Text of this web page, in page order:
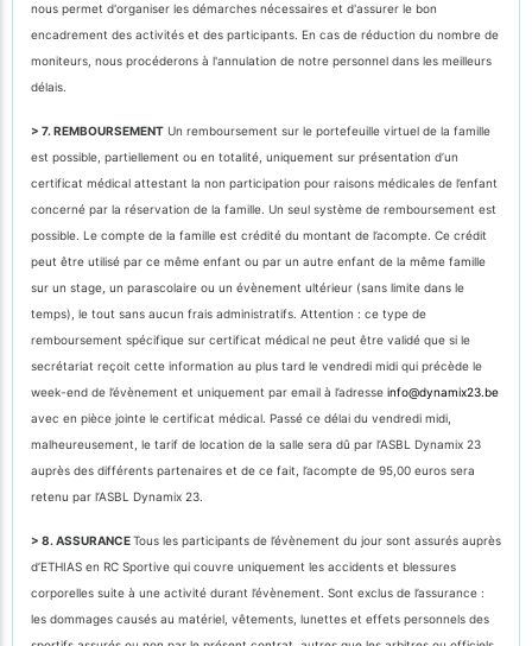
nous permet d'organiser les démarches nécessaires et d'assurer le bon
encadrement des activités et des participants. En cas de réduction du nombre de
moniteurs, nous procéderons à l'annulation de notre personnel dans les meilleurs
délais.
> 7. REMBOURSEMENT Un remboursement sur le portefeuille virtuel de la famille
est possible, partiellement ou en totalité, uniquement sur présentation d’un
certificat médical attestant la non participation pour raisons médicales de l’enfant
concerné par la réservation de la famille. Un seul système de remboursement est
possible. Le compte de la famille est crédité du montant de l’acompte. Ce crédit
peut être utilisé par ce même enfant ou par un autre enfant de la même famille
sur un stage, un parascolaire ou un évènement ultérieur (sans limite dans le
temps), le tout sans aucun frais administratifs. Attention : ce type de
remboursement spécifique sur certificat médical ne peut être validé que si le
secrétariat reçoit cette information au plus tard le vendredi midi qui précède le
week-end de l’évènement et uniquement par email à l’adresse info@dynamix23.be
avec en pièce jointe le certificat médical. Passé ce délai du vendredi midi,
malheureusement, le tarif de location de la salle sera dû par l’ASBL Dynamix 23
auprès des différents partenaires et de ce fait, l’acompte de 95,00 euros sera
retenu par l’ASBL Dynamix 23.
> 8. ASSURANCETous les participants de l’évènement du jour sont assurés auprès
d’ETHIAS en RC Sportive qui couvre uniquement les accidents et blessures
corporelles suite à une activité durant l’évènement. Sont exclus de l’assurance :
les dommages causés au matériel, vêtements, lunettes et effets personnels des